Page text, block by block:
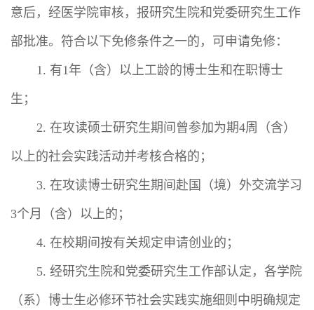
意后，经医学院审核，报研究生院和党委研究生工作
部批准。符合以下免修条件之一的，可申请免修：
1. 有1 年（含）以上工龄的博士生和在职博士
生；
2. 在攻读硕士研究生期间曾参加为期4周（含）
以上的社会实践活动并考核合格的；
3. 在攻读博士研究生期间赴国（境）外交流学习
3个月（含）以上的；
4. 在校期间按有关规定申请创业的；
5.经研究生院和党委研究生工作部认定，各学院
（系）博士生必修环节社会实践实施细则中明确规定